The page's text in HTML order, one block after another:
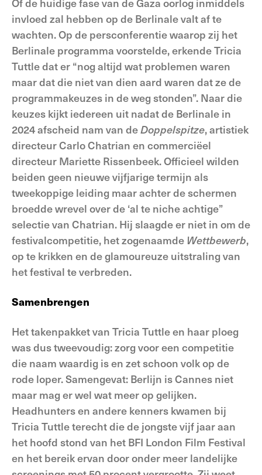
invloed zal hebben op de Berlinale valt af te
wachten. Op de persconferentie waarop zij het
Berlinale programma voorstelde, erkende Tricia
Tuttle dat er “nog altijd wat problemen waren
maar dat die niet van dien aard waren dat ze de
programmakeuzes in de weg stonden”. Naar die
keuzes kijkt iedereen uit nadat de Berlinale in
2024 afscheid nam van deDoppelspitze, artistiek
directeur Carlo Chatrian en commerciëel
directeur Mariette Rissenbeek. Officieel wilden
beiden geen nieuwe vijfjarige termijn als
tweekoppige leiding maar achter de schermen
broedde wrevel over de ‘al te niche achtige”
selectie van Chatrian. Hij slaagde er niet in om de
festivalcompetitie, het zogenaamde Wettbewerb,
op te krikken en de glamoureuze uitstraling van
het festival te verbreden.
Samenbrengen
Het takenpakket van Tricia Tuttle en haar ploeg
was dus tweevoudig: zorg voor een competitie
die naam waardig is en zet schoon volk op de
rode loper. Samengevat: Berlijn is Cannes niet
maar mag er wel wat meer op gelijken.
Headhunters en andere kenners kwamen bij
Tricia Tuttle terecht die de jongste vijf jaar aan
het hoofd stond van het BFI London Film Festival
en het bereik ervan door onder meer landelijke